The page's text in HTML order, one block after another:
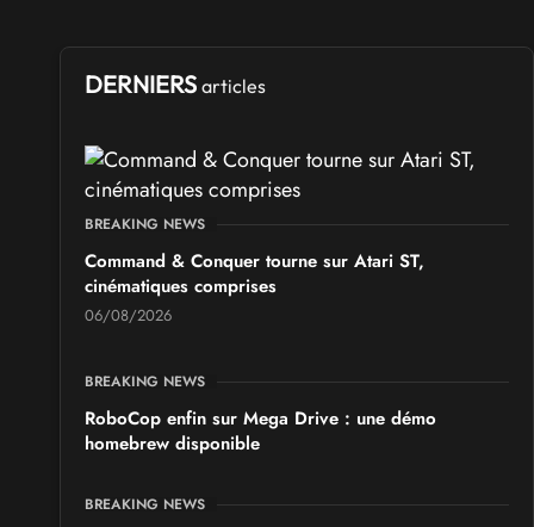
DERNIERS articles
BREAKING NEWS
Command & Conquer tourne sur Atari ST,
cinématiques comprises
06/08/2026
BREAKING NEWS
RoboCop enfin sur Mega Drive : une démo
homebrew disponible
BREAKING NEWS